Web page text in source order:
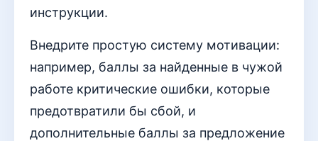
инструкции.
Внедрите простую систему мотивации:
например, баллы за найденные в чужой
работе критические ошибки, которые
предотвратили бы сбой, и
дополнительные баллы за предложение